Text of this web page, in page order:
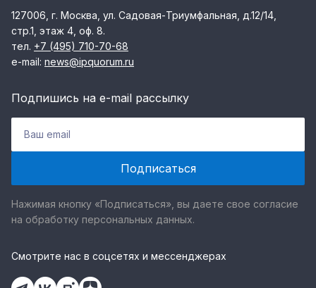
127006, г. Москва, ул. Садовая-Триумфальная, д.12/14,
стр.1, этаж 4, оф. 8.
тел. +7 (495) 710-70-68
e-mail: news@ipquorum.ru
Подпишись на e-mail рассылку
Нажимая кнопку «Подписаться», вы даете свое согласие
на обработку персональных данных.
Смотрите нас в соцсетях и мессенджерах